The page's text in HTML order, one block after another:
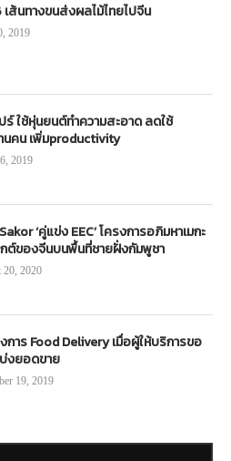
เส้นทางขนส่งผลไม้ไทยไปจีน
2019
ร์ ใช้หุ่นยนต์ทำความสะอาด ลดใช้
นคน เพิ่มproductivity
2019
‘คู่แข่ง EEC’ โครงการอภิมหาเมกะ
กต์ของจีนบนพื้นที่ชายฝั่งกัมพูชา
20, 2020
งการ Food Delivery เมื่อผู้ให้บริการขอ
งยอดขาย
19, 2019